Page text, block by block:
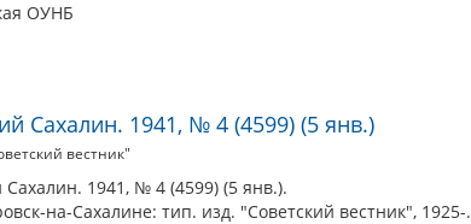
ОУНБ
Сахалин. 1941, № 4 (4599) (5 янв.)
вестник"
Сахалин. 1941, № 4 (4599) (5 янв.).
на-Сахалине: тип. изд. "Советский вестник", 1925-.